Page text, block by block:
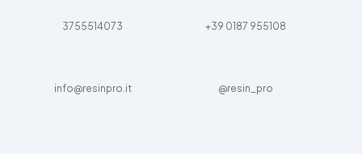
3755514073 +39 0187 955108
info@resinpro.it @resin_pro